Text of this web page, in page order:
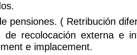
pensiones. ( Retribución
de recolocación externa e
e implacement.